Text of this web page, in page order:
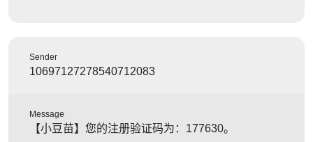
Sender
10697127278540712083
Message
【小豆苗】您的注册验证码为：177630。